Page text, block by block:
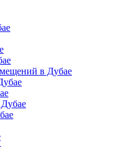
в Дубае